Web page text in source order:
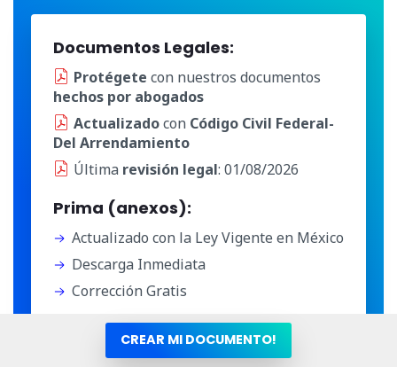
Documentos Legales:
Protégete con nuestros documentos
hechos por abogados
Actualizadocon Código Civil Federal-
Del Arrendamiento
Última revisión legal: 01/08/2026
Prima (anexos):
Actualizado con la Ley Vigente en México
Descarga Inmediata
Corrección Gratis
CREAR MI DOCUMENTO!